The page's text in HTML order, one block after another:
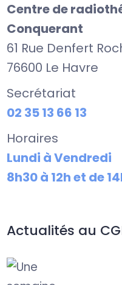
Centre de
Conquerant
61 Rue Denfert
76600 Le Havre
Secrétariat
02 35 13 66 13
Horaires
Lundi à Vendredi
8h30 à 12h et de
Actualités au